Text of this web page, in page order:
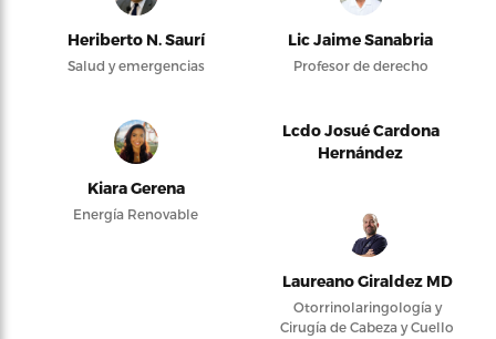
Heriberto N. Saurí
Salud y emergencias
Lic Jaime Sanabria
Profesor de derecho
Kiara Gerena
Energía Renovable
Lcdo Josué Cardona
Hernández
Laureano Giraldez MD
Otorrinolaringología y
Cirugía de Cabeza y Cuello